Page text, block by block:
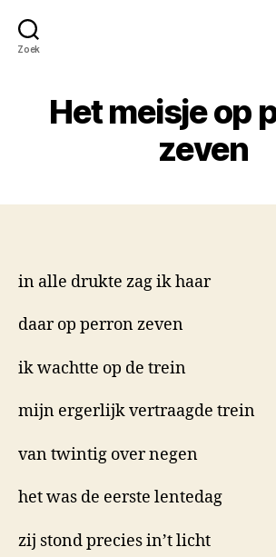
Zoek
Het meisje op
zeven
in alle drukte zag ik haar
daar op perron zeven
ik wachtte op de trein
mijn ergerlijk vertraagde trein
van twintig over negen
het was de eerste lentedag
zij stond precies in’t licht